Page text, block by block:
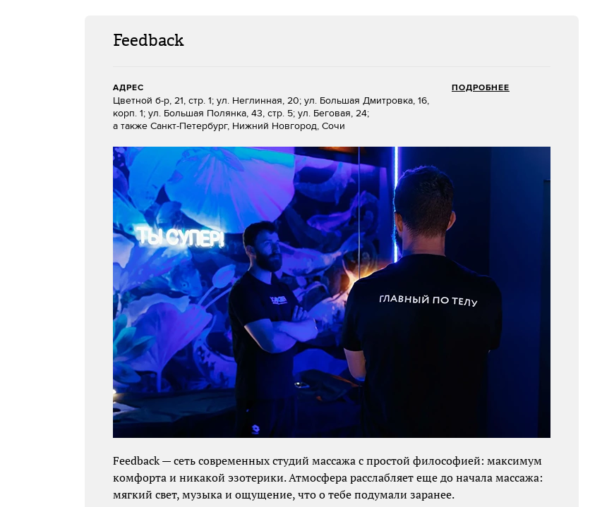
Feedback
АДРЕС
Цветной б-р, 21, стр. 1; ул. Неглинная, 20; ул. Большая Дмитровка, 16,
корп. 1; ул. Большая Полянка, 43, стр. 5; ул. Беговая, 24;
а также Санкт-Петербург, Нижний Новгород, Сочи
ПОДРОБНЕЕ
Feedback — сеть современных студий массажа с простой философией: максимум
комфорта и никакой эзотерики. Атмосфера расслабляет еще до начала массажа:
мягкий свет, музыка и ощущение, что о тебе подумали заранее.